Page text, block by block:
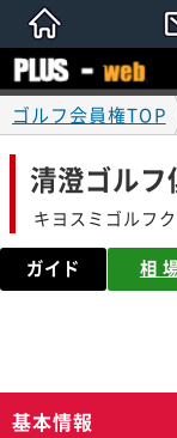
ゴルフ会員権TOP
清澄ゴル
キヨスミゴルフ
ガイド 相
基本情報